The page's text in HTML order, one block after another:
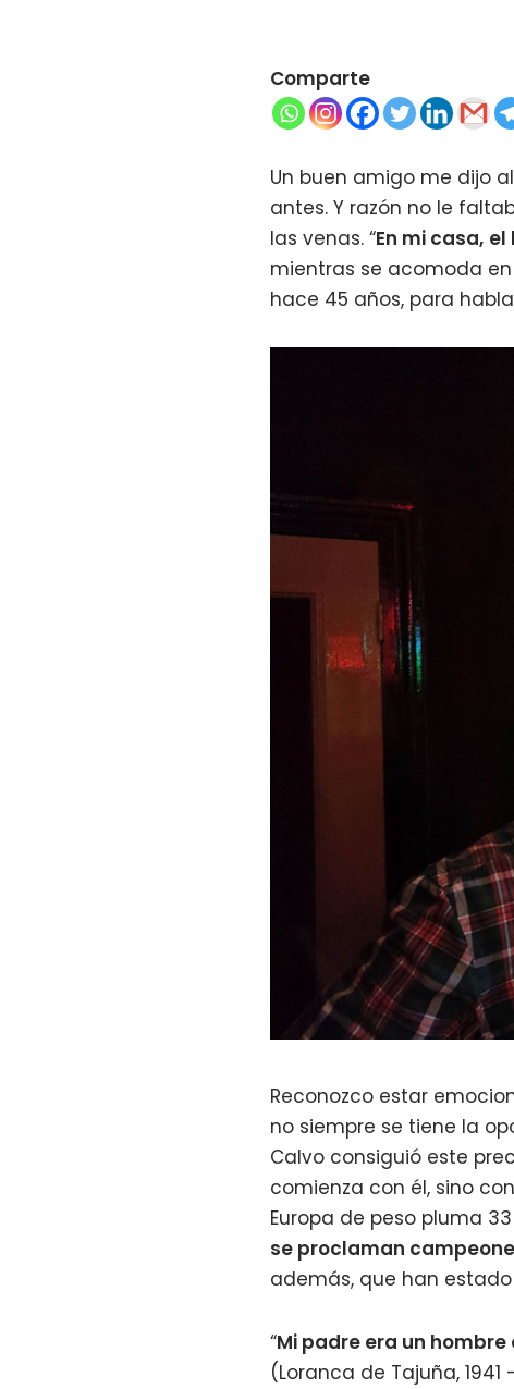
Comparte
Un buen amigo me dijo
antes. Y razón no le
las venas. “En mi casa, el
mientras se acomoda en
hace 45 años, para
Reconozco estar
no siempre se tiene la
Calvo consiguió este
comienza con él, sino
Europa de peso pluma
se proclaman
además, que han
“Mi padre era un
(Loranca de Tajuña,